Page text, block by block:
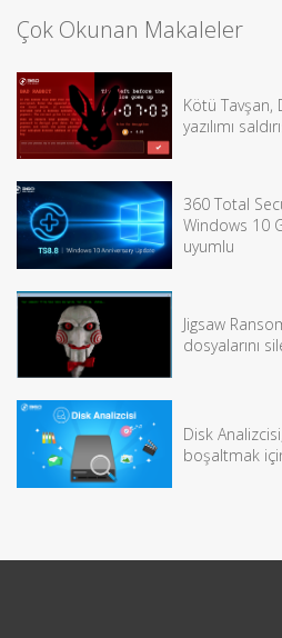
Çok Okunan Makaleler
Kötü Tavşan,
yazılımı
360 Total
Windows 10
uyumlu
Jigsaw
dosyalarını
Disk
boşaltmak